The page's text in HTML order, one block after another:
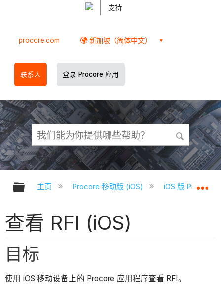
支持
procore.com 新加坡（简体中文）
联系人 登录 Procore 应用
扩展/隐缩全局层次
主页 Procore 移动版 (iOS) iOS 版 Procore
查看 RFI (iOS)
目标
使用 iOS 移动设备上的 Procore 应用程序查看 RFI。